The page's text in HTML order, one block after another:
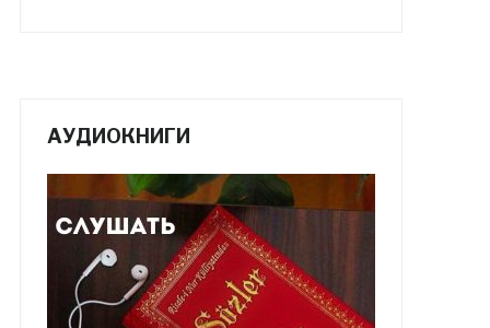
АУДИОКНИГИ